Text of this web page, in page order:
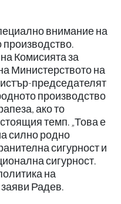
внимание на
производство.
Комисията за
Министерството на
председателят
производство
ако то
темп. „Това е
силно родно
сигурност и
сигурност.
на
заяви Радев.